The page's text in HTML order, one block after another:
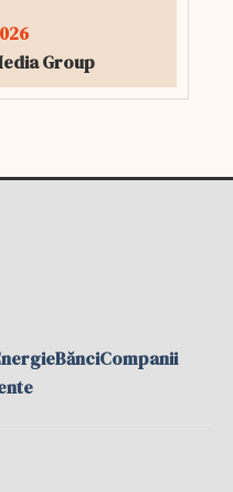
Group
BănciCompanii